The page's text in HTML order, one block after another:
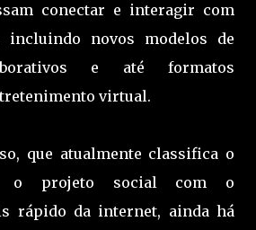
conectar e interagir com
incluindo novos modelos de
e até formatos
virtual.
que atualmente classifica o
o projeto social com o
rápido da internet, ainda há